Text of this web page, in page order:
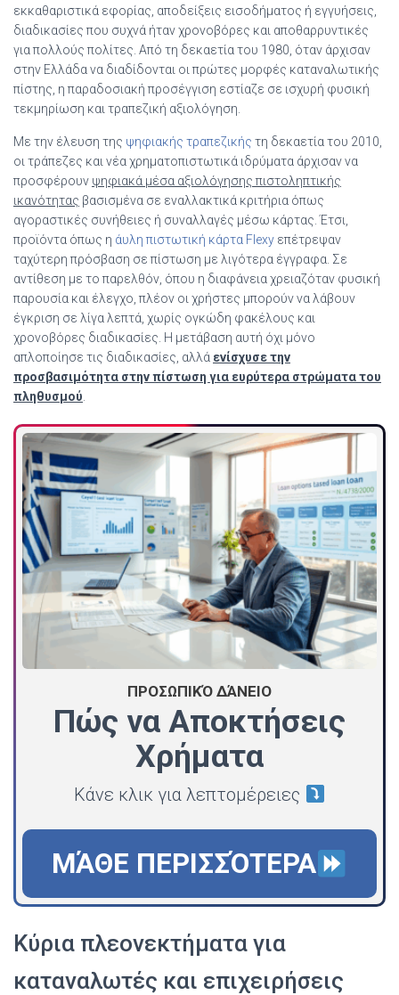
εκκαθαριστικά εφορίας, αποδείξεις εισοδήματος ή εγγυήσεις,
διαδικασίες που συχνά ήταν χρονοβόρες και αποθαρρυντικές
για πολλούς πολίτες. Από τη δεκαετία του 1980, όταν άρχισαν
στην Ελλάδα να διαδίδονται οι πρώτες μορφές καταναλωτικής
πίστης, η παραδοσιακή προσέγγιση εστίαζε σε ισχυρή φυσική
τεκμηρίωση και τραπεζική αξιολόγηση.
Με την έλευση της ψηφιακής τραπεζικής τη δεκαετία του 2010,
οι τράπεζες και νέα χρηματοπιστωτικά ιδρύματα άρχισαν να
προσφέρουν ψηφιακά μέσα αξιολόγησης πιστοληπτικής
ικανότητας βασισμένα σε εναλλακτικά κριτήρια όπως
αγοραστικές συνήθειες ή συναλλαγές μέσω κάρτας. Έτσι,
προϊόντα όπως η άυλη πιστωτική κάρτα Flexy επέτρεψαν
ταχύτερη πρόσβαση σε πίστωση με λιγότερα έγγραφα. Σε
αντίθεση με το παρελθόν, όπου η διαφάνεια χρειαζόταν φυσική
παρουσία και έλεγχο, πλέον οι χρήστες μπορούν να λάβουν
έγκριση σε λίγα λεπτά, χωρίς ογκώδη φακέλους και
χρονοβόρες διαδικασίες. Η μετάβαση αυτή όχι μόνο
απλοποίησε τις διαδικασίες, αλλά ενίσχυσε την
προσβασιμότητα στην πίστωση για ευρύτερα στρώματα του
πληθυσμού
ΠΡΟΣΩΠΙΚΌ ΔΆΝΕΙΟ
Πώς να Αποκτήσεις
Χρήματα
Κάνε κλικ για λεπτομέρειες
ΜΆΘΕ ΠΕΡΙΣΣΌΤΕΡΑ
Κύρια πλεονεκτήματα για
καταναλωτές και επιχειρήσεις